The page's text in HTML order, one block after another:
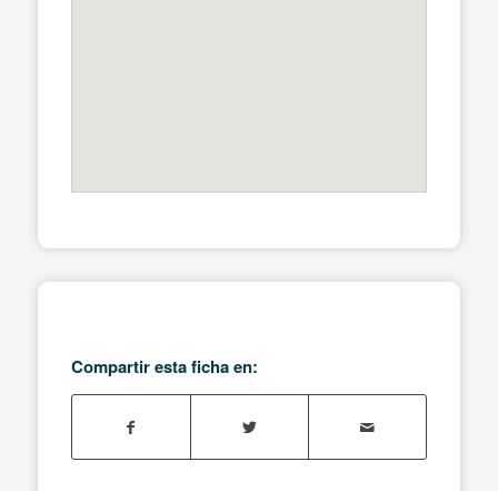
Compartir esta ficha en: